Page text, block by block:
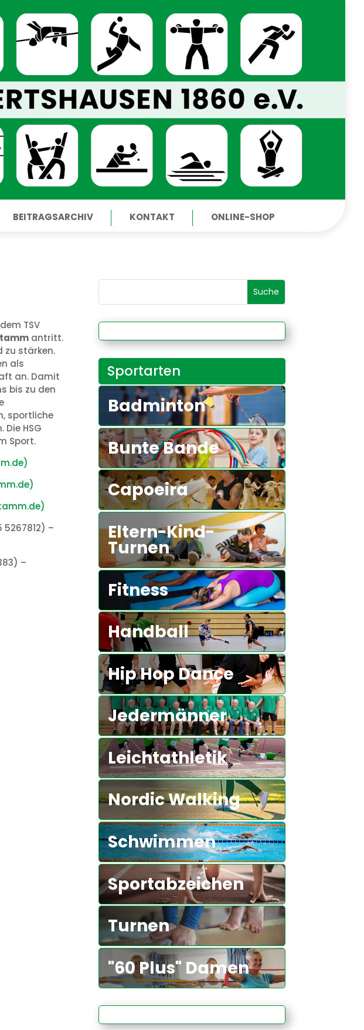
BEITRAGSARCHIV KONTAKT ONLINE-SHOP
TSV
antritt.
zu stärken.
als
an. Damit
bis zu den
sportliche
HSG
Sport.
–
–
Sportarten
Badminton
Bunte Bande
Capoeira
Eltern-Kind-
Turnen
Fitness
Handball
Hip Hop Dance
Jedermänner
Leichtathletik
Nordic Walking
Schwimmen
Sportabzeichen
Turnen
"60 Plus" Damen